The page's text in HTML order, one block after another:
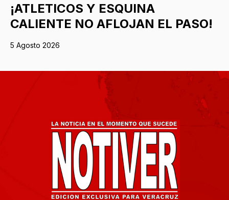
¡ATLETICOS Y ESQUINA
CALIENTE NO AFLOJAN EL PASO!
5 Agosto 2026